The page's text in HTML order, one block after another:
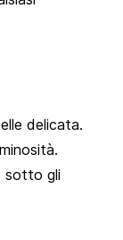
delicata.
sotto gli